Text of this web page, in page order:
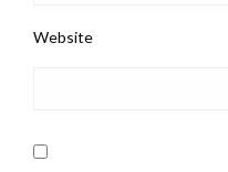
Website